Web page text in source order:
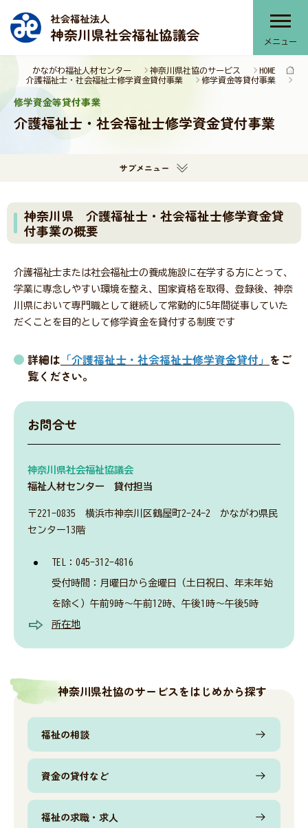
メニュー
HOME
神奈川県社協のサービス
かながわ福祉人材センター
修学資金等貸付事業
介護福祉士・社会福祉士修学資金貸付事業
修学資金等貸付事業
介護福祉士・社会福祉士修学資金貸付事業
サブメニュー
神奈川県 介護福祉士・社会福祉士修学資金貸
付事業の概要
介護福祉士または社会福祉士の養成施設に在学する方にとって、
学業に専念しやすい環境を整え、国家資格を取得、登録後、神奈
川県において専門職として継続して常勤的に5年間従事していた
だくことを目的として修学資金を貸付する制度です
詳細は 「介護福祉士・社会福祉士修学資金貸付」 をご
覧ください。
お問合せ
神奈川県社会福祉協議会
福祉人材センター 貸付担当
〒221-0835 横浜市神奈川区鶴屋町2-24-2 かながわ県民
センター13階
TEL：045-312-4816
受付時間：月曜日から金曜日（土日祝日、年末年始
を除く）午前9時～午前12時、午後1時～午後5時
所在地
神奈川県社協のサービスをはじめから探す
福祉の相談
資金の貸付など
福祉の求職・求人
神奈川県社協について
報告書・刊行物
会員・関係者専用ページ
災害関連情報
ニュース
福祉タイムズ
福祉に関する図書のあっせん・紹介
神奈川県社協公式SNS
採用情報
所在地・連絡先